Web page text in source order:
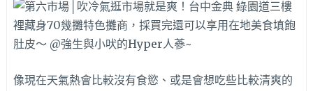
像現在天氣熱會比較沒有食慾、或是會想吃些比較清爽的